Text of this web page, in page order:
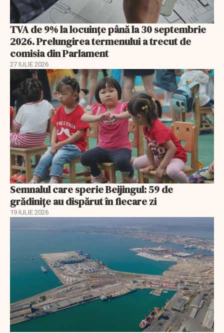
TVA de 9% la locuințe până la 30 septembrie
2026. Prelungirea termenului a trecut de
comisia din Parlament
27 IULIE 2026
Semnalul care sperie Beijingul: 59 de
grădinițe au dispărut în fiecare zi
19 IULIE 2026